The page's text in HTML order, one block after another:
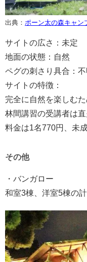
出典： ポーン太の森キャン
サイトの広さ：未定
地面の状態：自然
ペグの刺さり具合：不
サイトの特徴：
完全に自然を楽しむ
林間講習の受講者は
料金は1名770円、未
その他
・バンガロー
和室3棟、洋室5棟の